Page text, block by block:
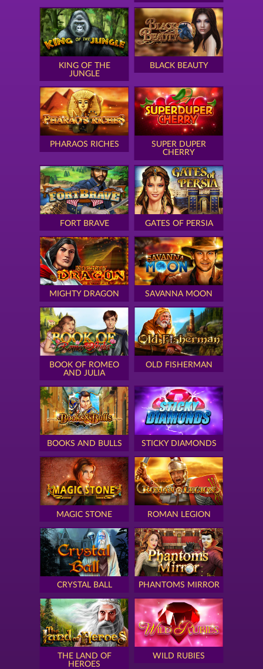
KING OF THE
JUNGLE
BLACK BEAUTY
PHARAOS RICHES
SUPER DUPER
CHERRY
FORT BRAVE GATES OF PERSIA
MIGHTY DRAGON SAVANNA MOON
BOOK OF ROMEO
AND JULIA
OLD FISHERMAN
BOOKS AND BULLS STICKY DIAMONDS
MAGIC STONE ROMAN LEGION
CRYSTAL BALL PHANTOMS MIRROR
THE LAND OF
HEROES
WILD RUBIES